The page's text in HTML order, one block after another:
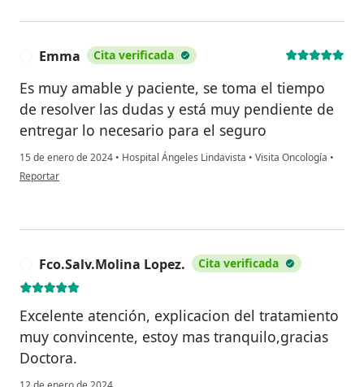
Emma Cita verificada
Es muy amable y paciente, se toma el tiempo
de resolver las dudas y está muy pendiente de
entregar lo necesario para el seguro
15 de enero de 2024 • Hospital Ángeles Lindavista • Visita Oncología •
en opinión del usuario Emma
Reportar
Fco.Salv.Molina Lopez. Cita verificada
Excelente atención, explicacion del tratamiento
muy convincente, estoy mas tranquilo,gracias
Doctora.